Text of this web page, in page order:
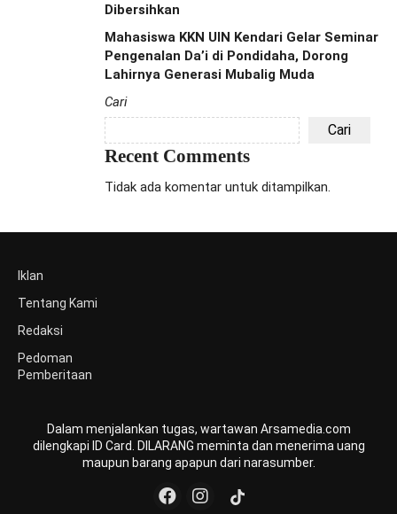
Dibersihkan
Mahasiswa KKN UIN Kendari Gelar Seminar
Pengenalan Da’i di Pondidaha, Dorong
Lahirnya Generasi Mubalig Muda
Cari
Cari
Recent Comments
Tidak ada komentar untuk ditampilkan.
Iklan
Tentang Kami
Redaksi
Pedoman
Pemberitaan
Dalam menjalankan tugas, wartawan Arsamedia.com
dilengkapi ID Card. DILARANG meminta dan menerima uang
maupun barang apapun dari narasumber.